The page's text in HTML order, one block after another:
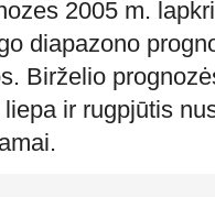
2005 m.
diapazono
Birželio
ir rugpjūtis